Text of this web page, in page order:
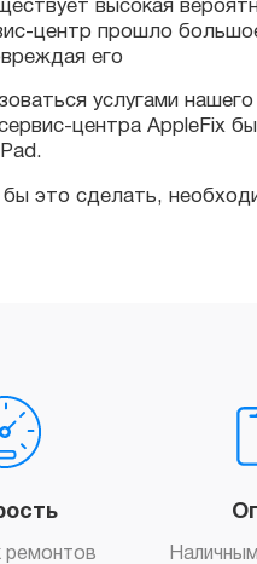
услугами нашего
центра AppleFix быстро
сделать, необходим
ремонтов